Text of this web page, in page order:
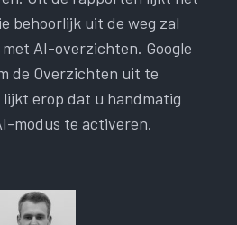
behoorlijk uit de weg zal
AI-overzichten. Google
de Overzichten uit te
erop dat u handmatig
modus te activeren.